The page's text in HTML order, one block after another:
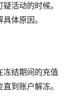
活动的时候。
体原因。
冻结期间的充值
到账户解冻。